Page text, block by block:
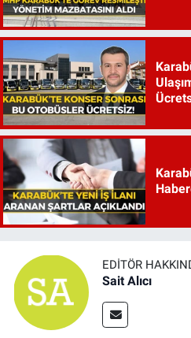
EDITÖR
Sait Alıcı